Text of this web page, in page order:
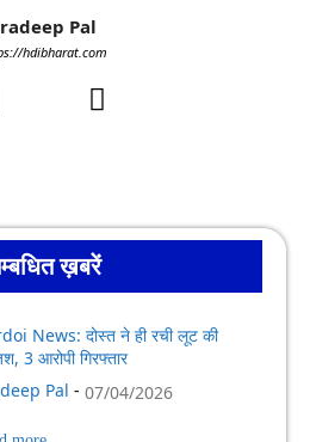
Pal
hdibharat.com
ख़बरें
News: दोस्त ने ही रची लूट की
3 आरोपी गिरफ्तार
Pal - 07/04/2026